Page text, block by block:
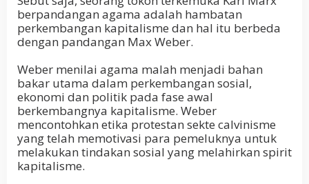
berpandangan agama adalah hambatan
perkembangan kapitalisme dan hal itu berbeda
dengan pandangan Max Weber.
Weber menilai agama malah menjadi bahan
bakar utama dalam perkembangan sosial,
ekonomi dan politik pada fase awal
berkembangnya kapitalisme. Weber
mencontohkan etika protestan sekte calvinisme
yang telah memotivasi para pemeluknya untuk
melakukan tindakan sosial yang melahirkan spirit
kapitalisme.